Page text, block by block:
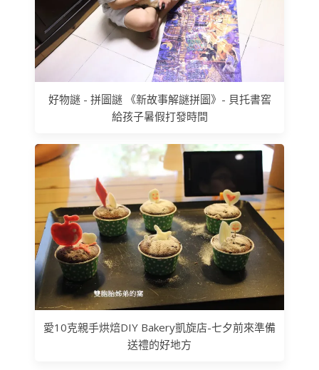
好物謎 - 拼圖謎 《新故事解謎拼圖》- 貝托書窖
給孩子暑假打發時間
愛10克親手烘焙DIY Bakery凱旋店-七夕前來準備
送禮的好地方